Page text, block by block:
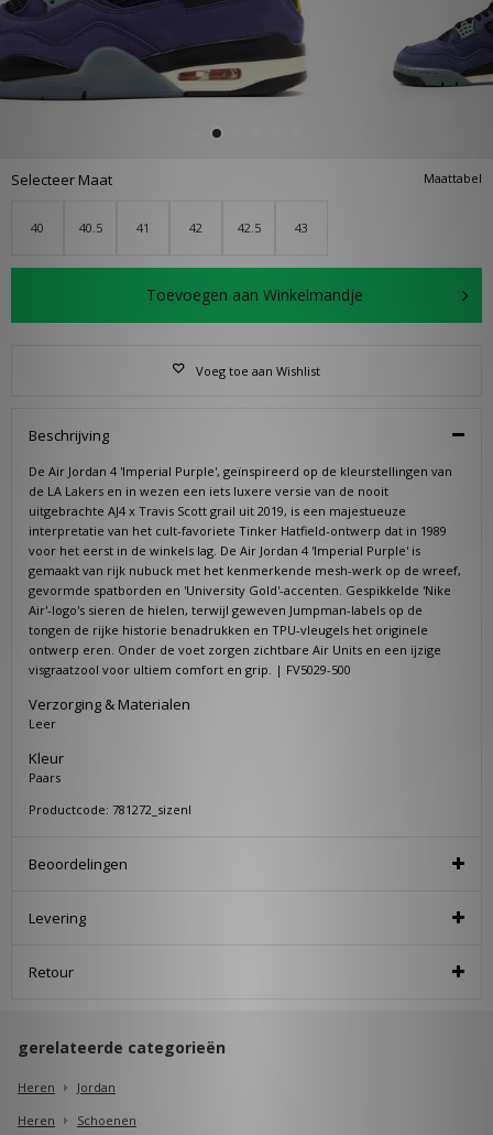
Maattabel
Selecteer Maat
40 40.5 41 42 42.5 43
Toevoegen aan Winkelmandje
Voeg toe aan Wishlist
Beschrijving
De Air Jordan 4 'Imperial Purple', geïnspireerd op de kleurstellingen van
de LA Lakers en in wezen een iets luxere versie van de nooit
uitgebrachte AJ4 x Travis Scott grail uit 2019, is een majestueuze
interpretatie van het cult-favoriete Tinker Hatfield-ontwerp dat in 1989
voor het eerst in de winkels lag. De Air Jordan 4 'Imperial Purple' is
gemaakt van rijk nubuck met het kenmerkende mesh-werk op de wreef,
gevormde spatborden en 'University Gold'-accenten. Gespikkelde 'Nike
Air'-logo's sieren de hielen, terwijl geweven Jumpman-labels op de
tongen de rijke historie benadrukken en TPU-vleugels het originele
ontwerp eren. Onder de voet zorgen zichtbare Air Units en een ijzige
visgraatzool voor ultiem comfort en grip. | FV5029-500
Verzorging & Materialen
Leer
Kleur
Paars
Productcode: 781272_sizenl
Beoordelingen
Levering
Retour
gerelateerde categorieën
Heren
Jordan
Heren
Schoenen